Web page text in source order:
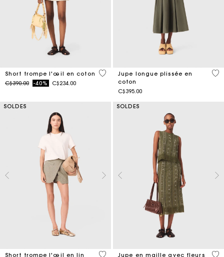
Short trompe l'œil en coton
Price reduced from
C$390.00to-40% C$234.00
5 out of 5 Customer Rating
Jupe longue plissée en
coton
C$395.00
3,1
SOLDES
Short trompe l'œil en lin
4,6 out of 5 Customer Rating
SOLDES
Jupe en maille avec fleurs
4,2